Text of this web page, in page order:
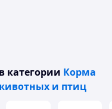
в категории Корма
и птиц